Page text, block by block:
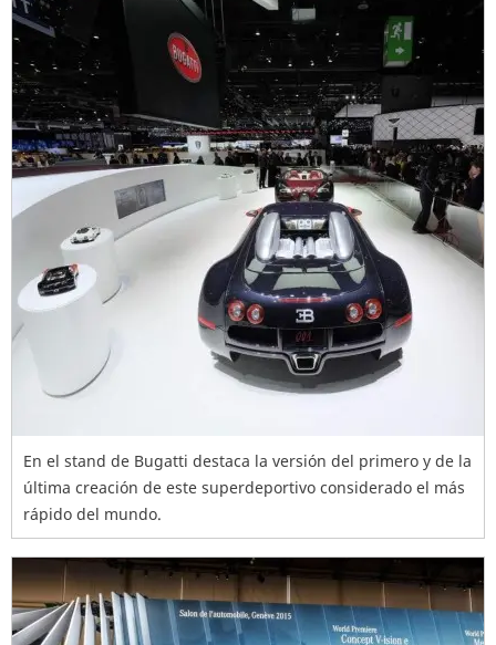
En el stand de Bugatti destaca la versión del primero y de la
última creación de este superdeportivo considerado el más
rápido del mundo.